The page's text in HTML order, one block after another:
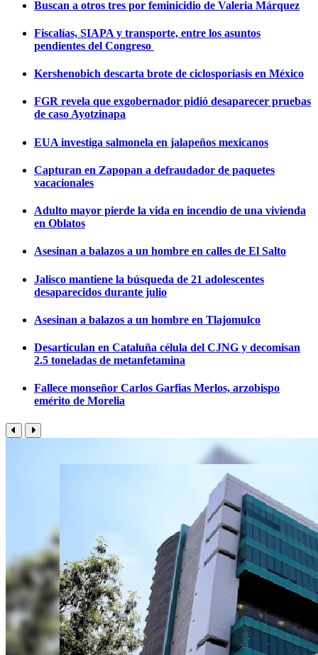
Buscan a otros tres por feminicidio de Valeria Márquez
Fiscalías, SIAPA y transporte, entre los asuntos
pendientes del Congreso
Kershenobich descarta brote de ciclosporiasis en México
FGR revela que exgobernador pidió desaparecer pruebas
de caso Ayotzinapa
EUA investiga salmonela en jalapeños mexicanos
Capturan en Zapopan a defraudador de paquetes
vacacionales
Adulto mayor pierde la vida en incendio de una vivienda
en Oblatos
Asesinan a balazos a un hombre en calles de El Salto
Jalisco mantiene la búsqueda de 21 adolescentes
desaparecidos durante julio
Asesinan a balazos a un hombre en Tlajomulco
Desarticulan en Cataluña célula del CJNG y decomisan
2.5 toneladas de metanfetamina
Fallece monseñor Carlos Garfias Merlos, arzobispo
emérito de Morelia